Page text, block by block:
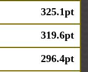
325.1pt
319.6pt
296.4pt